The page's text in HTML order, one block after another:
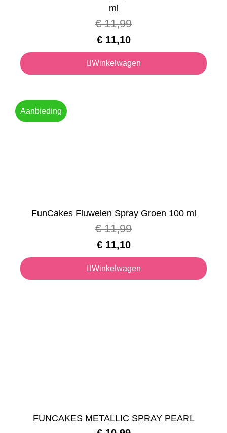
ml
€11,99
€11,10
Winkelwagen
Aanbieding
FunCakes Fluwelen Spray Groen 100 ml
€11,99
€11,10
Winkelwagen
FUNCAKES METALLIC SPRAY PEARL